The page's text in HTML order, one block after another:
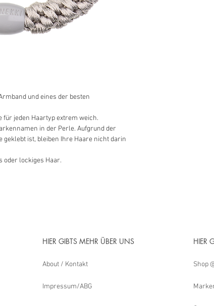
und eines der besten
für jeden Haartyp extrem weich.
in der Perle. Aufgrund der
geklebt ist, bleiben Ihre Haare nicht darin
oder lockiges Haar.
HIER GIBTS MEHR ÜBER UNS
About / Kontakt
Impressum/ABG
HIER
Shop